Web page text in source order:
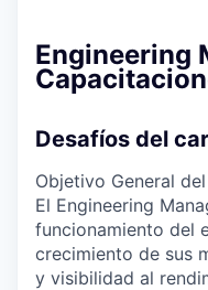
Engineering
Desafíos del
Objetivo General
El Engineering
funcionamiento del
crecimiento de sus
y visibilidad al